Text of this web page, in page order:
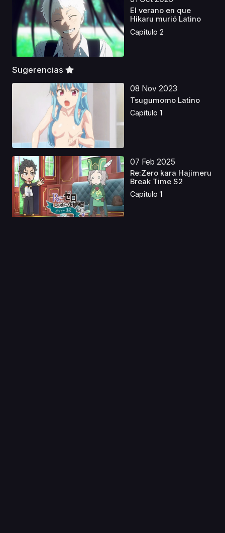
El verano en que
Hikaru murió Latino
Capitulo 2
Sugerencias
08 Nov 2023
Tsugumomo Latino
Capitulo 1
07 Feb 2025
Re:Zero kara Hajimeru
Break Time S2
Capitulo 1